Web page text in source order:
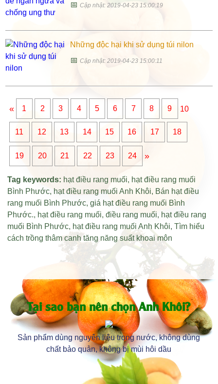
📅Cập nhật: 2019-04-23 15:00:19
Những độc hại khi sử dụng túi nilon
📅Cập nhật: 2019-04-23 15:00:11
« 1 2 3 4 5 6 7 8 9 10
11 12 13 14 15 16 17 18
19 20 21 22 23 24 »
Tag keywords: hạt điều rang muối, hạt điều rang muối
Bình Phước, hạt điều rang muối Anh Khôi, Bán hạt điều
rang muối Bình Phước,giá hạt điều rang muối Bình
Phước., hạt điều rang muối,điều rang muối, hạt điều rang
muối Bình Phước, hạt điều rang muối Anh Khôi,Tìm hiểu
cách trồng thâm canh tăng năng suất khoai môn
Tại sao bạn nên chọn Anh Khôi?
Sản phẩm dùng nguyên liệu trong nước, không dùng
chất bảo quản, không bị mùi hôi dầu